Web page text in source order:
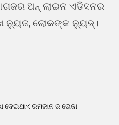
ଅନ୍ ଲାଇନ ଏଡିସନର
ନ୍ୟୁଜ, ଲୋକଙ୍କ ନ୍ୟୁଜ୍।
ଦେଇଥାଏ ରମଜାନ ର ରୋଜା